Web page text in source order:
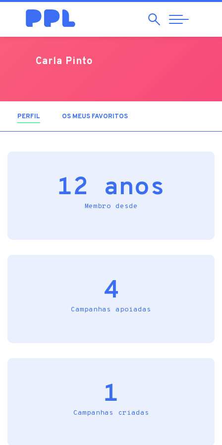
Pesquisar
Abrir
Navegação
Carla Pinto
PERFIL (SEPARADOR ATIVO)
OS MEUS FAVORITOS
12 anos
Membro desde
4
Campanhas apoiadas
1
Campanhas criadas